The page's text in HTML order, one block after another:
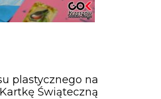
plastycznego na
Świąteczną